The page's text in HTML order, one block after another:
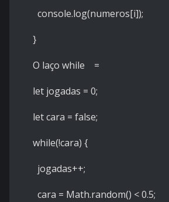
console.log(numeros[i]);
}
O laço while =
let jogadas = 0;
let cara = false;
while(!cara) {
jogadas++;
cara = Math.random() < 0.5;